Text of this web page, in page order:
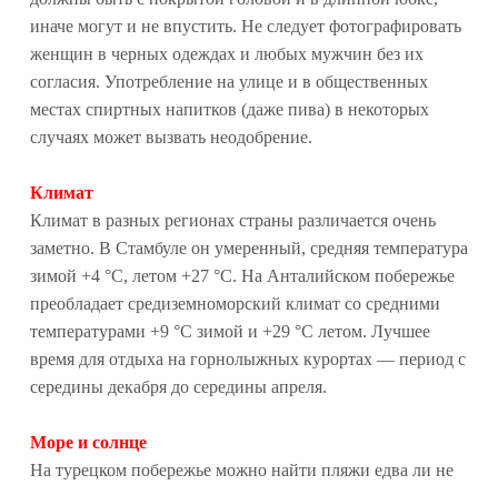
иначе могут и не впустить. Не следует фотографировать
женщин в черных одеждах и любых мужчин без их
согласия. Употребление на улице и в общественных
местах спиртных напитков (даже пива) в некоторых
случаях может вызвать неодобрение.
Климат
Климат в разных регионах страны различается очень
заметно. В Стамбуле он умеренный, средняя температура
зимой +4 °C, летом +27 °C. На Анталийском побережье
преобладает средиземноморский климат со средними
температурами +9 °C зимой и +29 °C летом. Лучшее
время для отдыха на горнолыжных курортах — период с
середины декабря до середины апреля.
Море и солнце
На турецком побережье можно найти пляжи едва ли не